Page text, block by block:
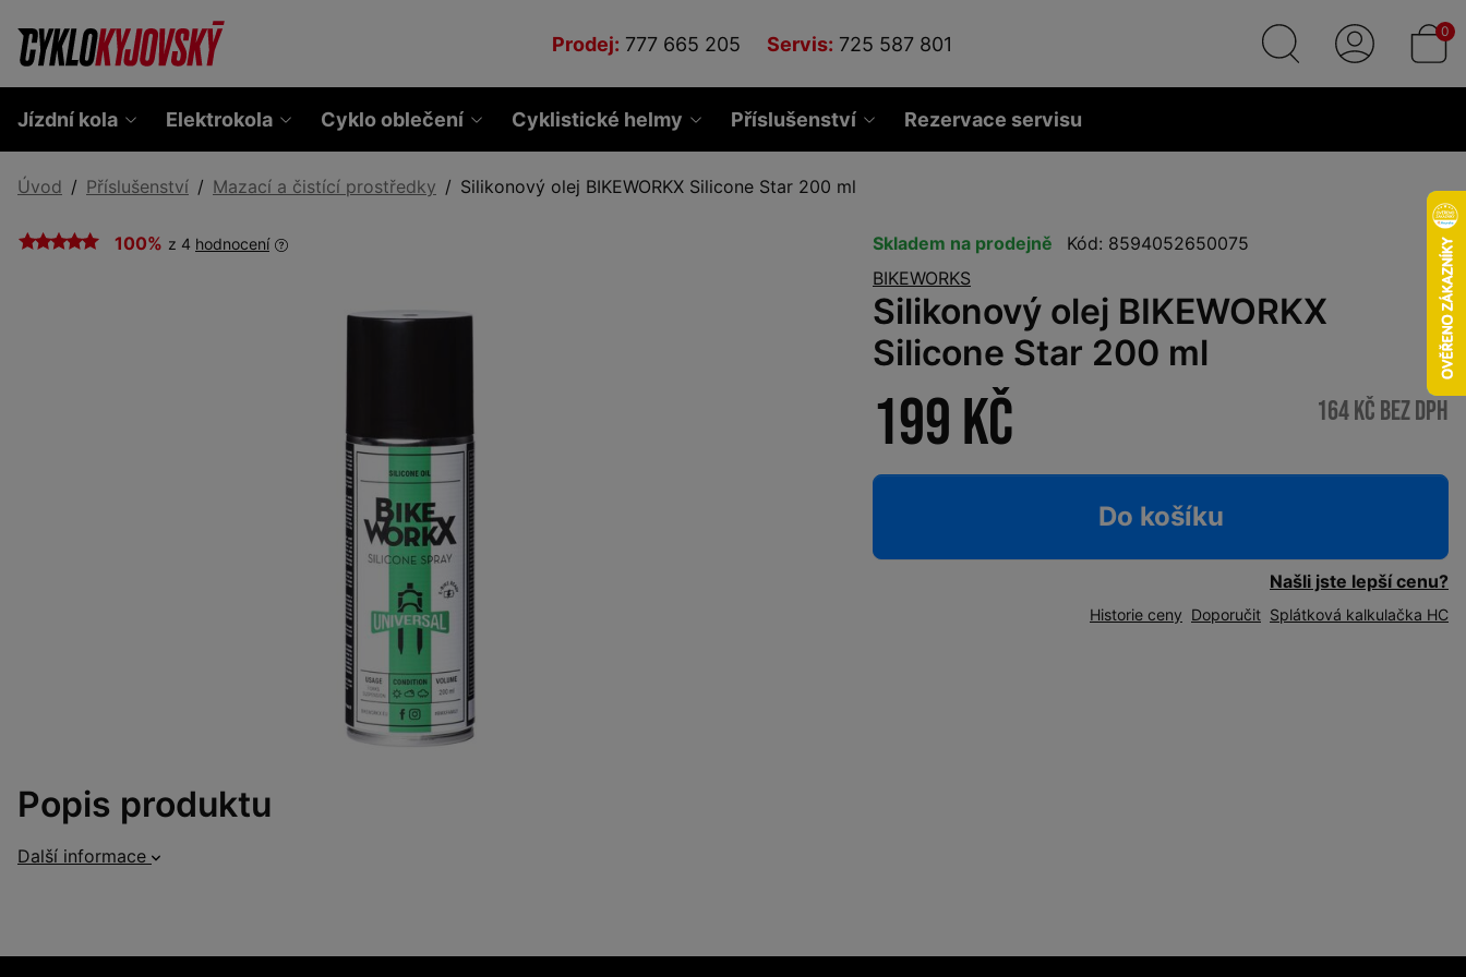
Prodej: 777 665 205 Servis: 725 587 801
0
Jízdní kola Elektrokola Cyklo oblečení Cyklistické helmy Příslušenství Rezervace servisu
Úvod Příslušenství Mazací a čistící prostředky Silikonový olej BIKEWORKX Silicone Star 200 ml
100% z 4 hodnocení
Popis produktu
Další informace
Skladem na prodejně
Kód: 8594052650075
BIKEWORKS
Silikonový olej BIKEWORKX
Silicone Star 200 ml
199 Kč 164 Kč bez DPH
Do košíku
Našli jste lepší cenu?
Historie ceny Doporučit Splátková kalkulačka HC